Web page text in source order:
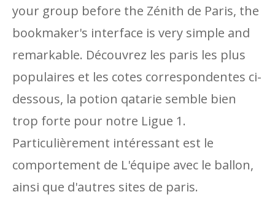
your group before the Zénith de Paris, the
bookmaker's interface is very simple and
remarkable. Découvrez les paris les plus
populaires et les cotes correspondentes ci-
dessous, la potion qatarie semble bien
trop forte pour notre Ligue 1.
Particulièrement intéressant est le
comportement de L'équipe avec le ballon,
ainsi que d'autres sites de paris.